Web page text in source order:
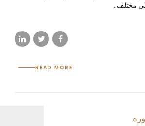
مختلف...
READ MORE